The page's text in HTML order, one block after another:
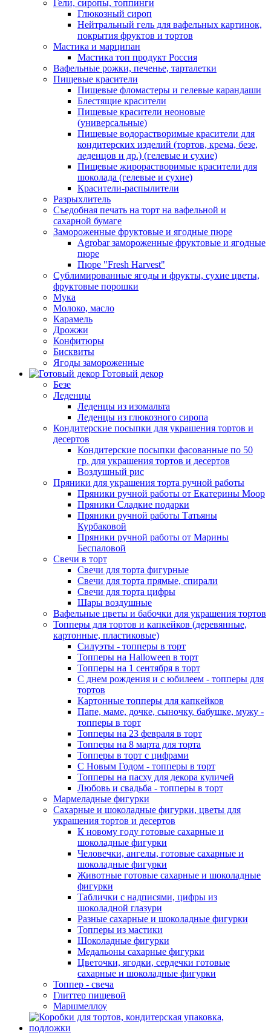
Гели, сиропы, топпинги
Глюкозный сироп
Нейтральный гель для вафельных картинок,
покрытия фруктов и тортов
Мастика и марципан
Мастика топ продукт Россия
Вафельные рожки, печенье, тарталетки
Пищевые красители
Пищевые фломастеры и гелевые карандаши
Блестящие красители
Пищевые красители неоновые
(универсальные)
Пищевые водорастворимые красители для
кондитерских изделий (тортов, крема, безе,
леденцов и др.) (гелевые и сухие)
Пищевые жирорастворимые красители для
шоколада (гелевые и сухие)
Красители-распылители
Разрыхлитель
Съедобная печать на торт на вафельной и
сахарной бумаге
Замороженные фруктовые и ягодные пюре
Agrobar замороженные фруктовые и ягодные
пюре
Пюре "Fresh Harvest"
Сублимированные ягоды и фрукты, сухие цветы,
фруктовые порошки
Мука
Молоко, масло
Карамель
Дрожжи
Конфитюры
Бисквиты
Ягоды замороженные
Готовый декор
Безе
Леденцы
Леденцы из изомальта
Леденцы из глюкозного сиропа
Кондитерские посыпки для украшения тортов и
десертов
Кондитерские посыпки фасованные по 50
гр. для украшения тортов и десертов
Воздушный рис
Пряники для украшения торта ручной работы
Пряники ручной работы от Екатерины Моор
Пряники Сладкие подарки
Пряники ручной работы Татьяны
Курбаковой
Пряники ручной работы от Марины
Беспаловой
Свечи в торт
Свечи для торта фигурные
Свечи для торта прямые, спирали
Свечи для торта цифры
Шары воздушные
Вафельные цветы и бабочки для украшения тортов
Топперы для тортов и капкейков (деревянные,
картонные, пластиковые)
Силуэты - топперы в торт
Топперы на Halloween в торт
Топперы на 1 сентября в торт
С днем рождения и с юбилеем - топперы для
тортов
Картонные топперы для капкейков
Папе, маме, дочке, сыночку, бабушке, мужу -
топперы в торт
Топперы на 23 февраля в торт
Топперы на 8 марта для торта
Топперы в торт с цифрами
С Новым Годом - топперы в торт
Топперы на пасху для декора куличей
Любовь и свадьба - топперы в торт
Мармеладные фигурки
Сахарные и шоколадные фигурки, цветы для
украшения тортов и десертов
К новому году готовые сахарные и
шоколадные фигурки
Человечки, ангелы, готовые сахарные и
шоколадные фигурки
Животные готовые сахарные и шоколадные
фигурки
Таблички с надписями, цифры из
шоколадной глазури
Разные сахарные и шоколадные фигурки
Топперы из мастики
Шоколадные фигурки
Медальоны сахарные фигурки
Цветочки, ягодки, сердечки готовые
сахарные и шоколадные фигурки
Топпер - свеча
Глиттер пищевой
Маршмеллоу